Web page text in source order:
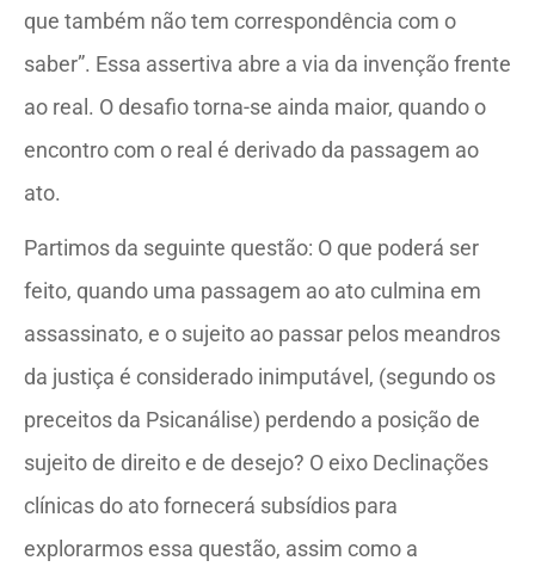
que também não tem correspondência com o
saber”. Essa assertiva abre a via da invenção frente
ao real. O desafio torna-se ainda maior, quando o
encontro com o real é derivado da passagem ao
ato.
Partimos da seguinte questão: O que poderá ser
feito, quando uma passagem ao ato culmina em
assassinato, e o sujeito ao passar pelos meandros
da justiça é considerado inimputável, (segundo os
preceitos da Psicanálise) perdendo a posição de
sujeito de direito e de desejo? O eixo Declinações
clínicas do ato fornecerá subsídios para
explorarmos essa questão, assim como a